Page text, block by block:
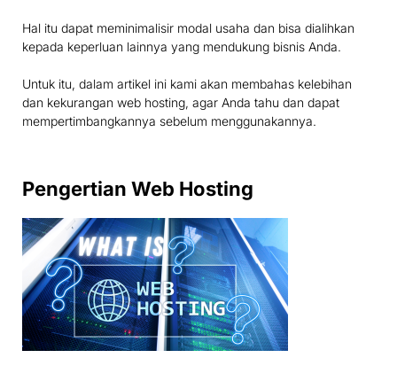
Hal itu dapat meminimalisir modal usaha dan bisa dialihkan
kepada keperluan lainnya yang mendukung bisnis Anda.
Untuk itu, dalam artikel ini kami akan membahas kelebihan
dan kekurangan web hosting, agar Anda tahu dan dapat
mempertimbangkannya sebelum menggunakannya.
Pengertian Web Hosting